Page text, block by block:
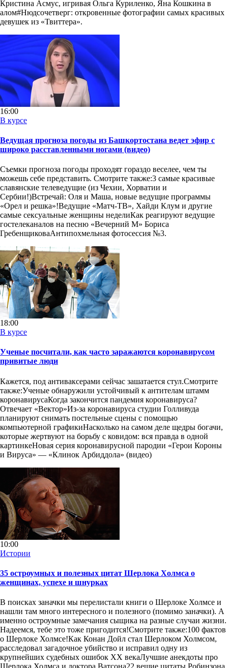
Кристина Асмус, игривая Ольга Куриленко, Яна Кошкина в
алом#Нюдсочетверг: откровенные фотографии самых красивых
девушек из «Твиттера».
16:00
В курсе
Ведущая прогноза погоды из Башкортостана ведет эфир с
широко расставленными ногами (видео)
Съемки прогноза погоды проходят гораздо веселее, чем ты
можешь себе представить. Смотрите также:3 самые красивые
славянские телеведущие (из Чехии, Хорватии и
Сербии!)Встречай: Оля и Маша, новые ведущие программы
«Орел и решка»!Ведущие «Матч-ТВ», Хайди Клум и другие
самые сексуальные женщины неделиКак реагируют ведущие
гостелеканалов на песню «Вечерний М» Бориса
ГребенщиковаАнтипохмельная фотосессия №3.
18:00
В курсе
Ученые посчитали, как часто заражаются коронавирусом
привитые люди
Кажется, под антиваксерами сейчас зашатается стул.Смотрите
также:Ученые обнаружили устойчивый к антителам штамм
коронавирусаКогда закончится пандемия коронавируса?
Отвечает «Вектор»Из-за коронавируса студии Голливуда
планируют снимать постельные сцены с помощью
компьютерной графикиНасколько на самом деле щедры богачи,
которые жертвуют на борьбу с ковидом: вся правда в одной
картинкеНовая серия коронавирусной пародии «Герои Короны
и Вируса» — «Клинок Арбиддола» (видео)
10:00
Истории
35 остроумных и полезных цитат Шерлока Холмса о
женщинах, успехе и шнурках
В поисках заначки мы перелистали книги о Шерлоке Холмсе и
нашли там много интересного и полезного (помимо заначки). А
именно остроумные замечания сыщика на разные случаи жизни.
Надеемся, тебе это тоже пригодится!Смотрите также:100 фактов
о Шерлоке Холмсе!Как Конан Дойл стал Шерлоком Холмсом,
расследовал загадочное убийство и исправил одну из
крупнейших судебных ошибок XX векаЛучшие анекдоты про